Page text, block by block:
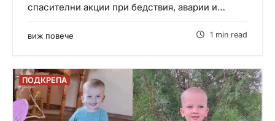
спасителни акции при бедствия, аварии и…
виж повече 1 min read
ПОДКРЕПА